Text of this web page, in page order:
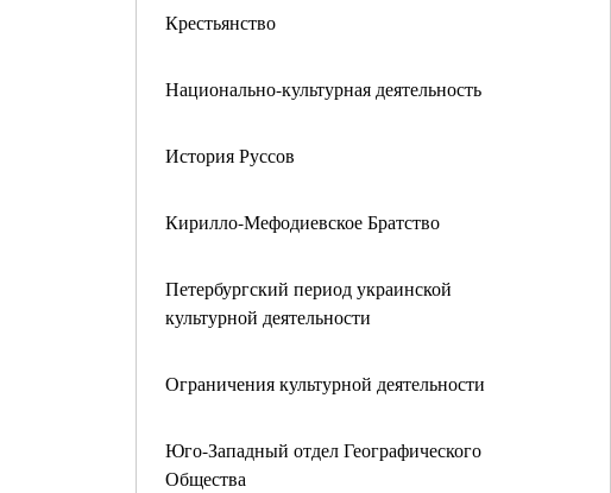
Крестьянство
Национально-культурная деятельность
История Руссов
Кирилло-Мефодиевское Братство
Петербургский период украинской
культурной деятельности
Ограничения культурной деятельности
Юго-Западный отдел Географического
Общества